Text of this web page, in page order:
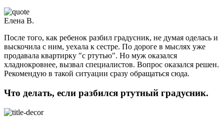
Елена В.
После того, как ребенок разбил градусник, не думая оделась и
выскочила с ним, уехала к сестре. По дороге в мыслях уже
продавала квартирку "с ртутью". Но муж оказался
хладнокровнее, вызвал специалистов. Вопрос оказался решен.
Рекомендую в такой ситуации сразу обращаться сюда.
Что делать, если разбился ртутный градусник.